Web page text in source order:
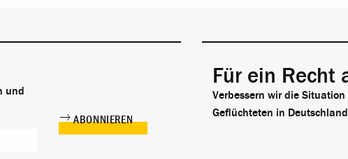
und
Für ein Recht
Verbessern wir die Situation
Geflüchteten in